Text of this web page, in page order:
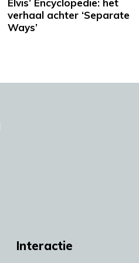
Elvis’ Encyclopedie: het
verhaal achter ‘Separate
Ways’
Interactie